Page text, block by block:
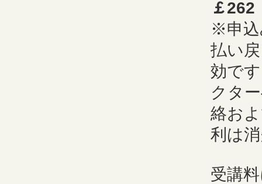
￡262
※申込
払い
効で
クタ
絡お
利は
受講